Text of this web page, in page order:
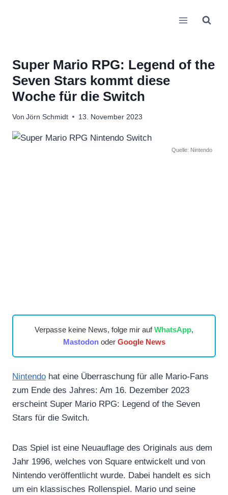
Super Mario RPG: Legend of the
Seven Stars kommt diese
Woche für die Switch
Von Jörn Schmidt 13. November 2023
Quelle: Nintendo
Verpasse keine News, folge mir aufWhatsApp,
Mastodonoder Google News
Nintendo hat eine Überraschung für alle Mario-Fans
zum Ende des Jahres: Am 16. Dezember 2023
erscheint Super Mario RPG: Legend of the Seven
Stars für die Switch.
Das Spiel ist eine Neuauflage des Originals aus dem
Jahr 1996, welches von Square entwickelt und von
Nintendo veröffentlicht wurde. Dabei handelt es sich
um ein klassisches Rollenspiel. Mario und seine